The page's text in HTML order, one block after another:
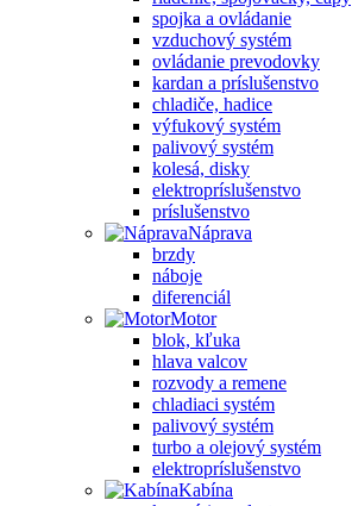
spojka a ovládanie
vzduchový systém
ovládanie prevodovky
kardan a príslušenstvo
chladiče, hadice
výfukový systém
palivový systém
kolesá, disky
elektropríslušenstvo
príslušenstvo
Náprava
brzdy
náboje
diferenciál
Motor
blok, kľuka
hlava valcov
rozvody a remene
chladiaci systém
palivový systém
turbo a olejový systém
elektropríslušenstvo
Kabína